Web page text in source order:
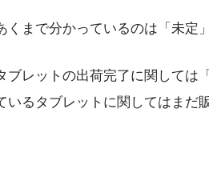
くまで分かっているのは「未定
ブレットの出荷完了に関しては
いるタブレットに関してはまだ